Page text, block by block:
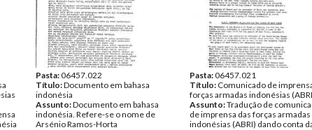
Pasta:06457.022
Título:Documento em bahasa
indonésia
Assunto:Documento em bahasa
indonésia. Refere-se o nome de
Arsénio Ramos-Horta
Pasta:06457.021
Título: Comunicado de
forças armadas indonésias
Assunto:Tradução de
de imprensa das forças armadas
indonésias (ABRI) dando conta